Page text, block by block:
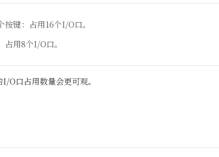
键：占用16个I/O口。
用8个I/O口。
O口占用数量会更可观。